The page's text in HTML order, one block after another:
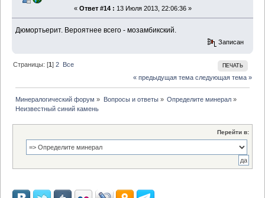
« Ответ #14 : 13 Июля 2013, 22:06:36 »
Дюмортьерит. Вероятнее всего - мозамбикский.
Записан
ПЕЧАТЬ
Страницы: [1]2
Все
« предыдущая тема следующая тема »
Минералогический форум » Вопросы и ответы» Определите минерал»
Неизвестный синий камень
Перейти в: